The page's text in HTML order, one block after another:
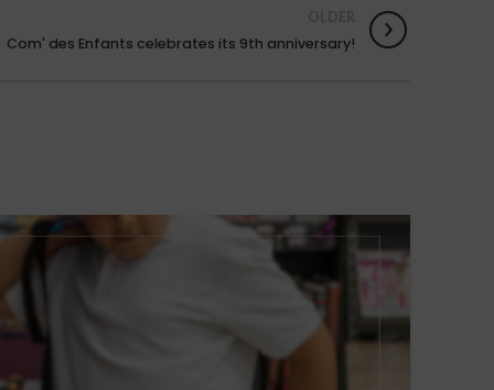
Com' des Enfants celebrates its 9th anniversary!